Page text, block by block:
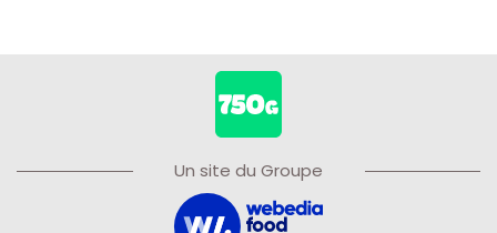
Un site du Groupe